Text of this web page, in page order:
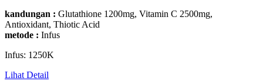
kandungan : Glutathione 1200mg, Vitamin C 2500mg,
Antioxidant, Thiotic Acid
metode : Infus
Infus: 1250K
Lihat Detail